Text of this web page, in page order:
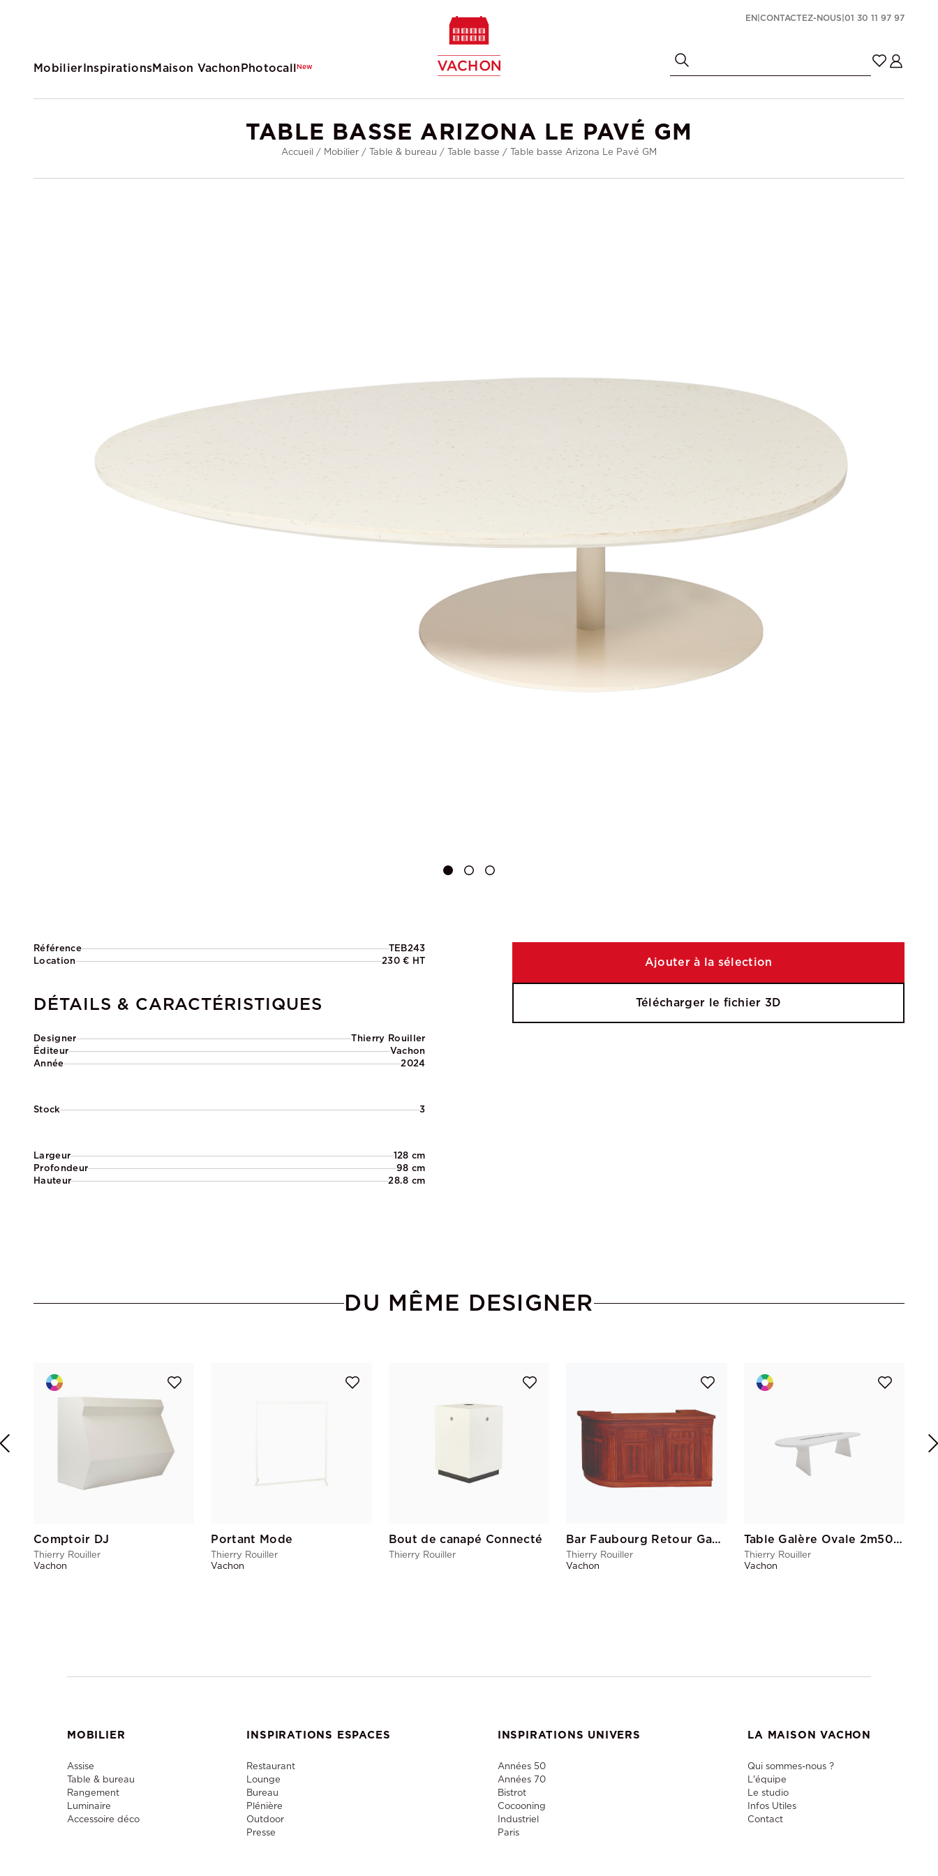
MobilierInspirationsMaison VachonPhotocallNew
EN CONTACTEZ-NOUS 01 30 11 97 97
TABLE BASSE ARIZONA LE PAVÉ GM
Accueil / Mobilier / Table & bureau / Table basse / Table basse Arizona Le Pavé GM
Référence
TEB243
Location
230 € HT
DÉTAILS & CARACTÉRISTIQUES
Designer
Thierry Rouiller
Éditeur
Vachon
Année
2024
Stock 3
Largeur
128 cm
Profondeur
98 cm
Hauteur
28.8 cm
Ajouter à la sélection
Télécharger le fichier 3D
DU MÊME DESIGNER
Comptoir DJ
Thierry Rouiller
Vachon
Portant Mode
Thierry Rouiller
Vachon
Bout de canapé Connecté
Thierry Rouiller
Bar Faubourg Retour Gauche
Thierry Rouiller
Vachon
Table Galère Ovale 2m50 avec passe câble
Thierry Rouiller
Vachon
MOBILIER
Assise
Table & bureau
Rangement
Luminaire
Accessoire déco
INSPIRATIONS ESPACES
Restaurant
Lounge
Bureau
Plénière
Outdoor
Presse
INSPIRATIONS UNIVERS
Années 50
Années 70
Bistrot
Cocooning
Industriel
Paris
LA MAISON VACHON
Qui sommes-nous ?
L'équipe
Le studio
Infos Utiles
Contact